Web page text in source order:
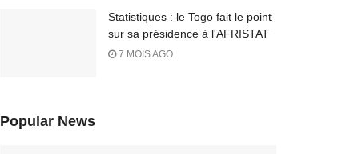
Statistiques : le Togo fait le point
sur sa présidence à l'AFRISTAT
7 MOIS AGO
Popular News